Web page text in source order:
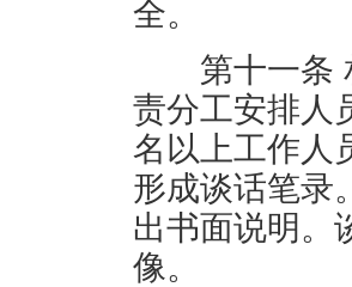
全。
第十一条
责分工安排人
名以上工作人
形成谈话笔录
出书面说明。
像。